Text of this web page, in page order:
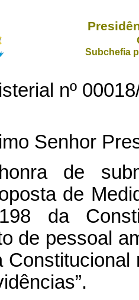
Subchefia
nº
Senhor
de
de
da
de pessoal